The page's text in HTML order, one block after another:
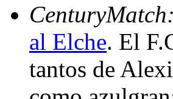
CenturyMatch:
al Elche. El
tantos de